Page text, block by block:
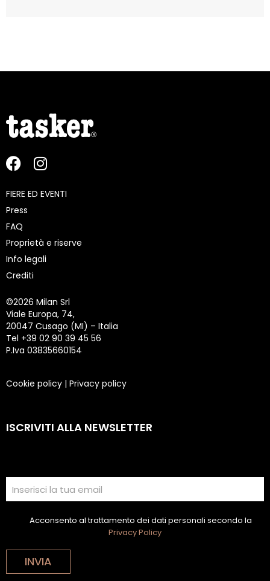
FIERE ED EVENTI
Press
FAQ
Proprietà e riserve
Info legali
Crediti
©2026 Milan Srl
Viale Europa, 74,
20047 Cusago (MI) – Italia
Tel +39 02 90 39 45 56
P.Iva 03835660154
Cookie policy | Privacy policy
ISCRIVITI ALLA NEWSLETTER
Acconsento al trattamento dei dati personali secondo la
Privacy Policy
INVIA